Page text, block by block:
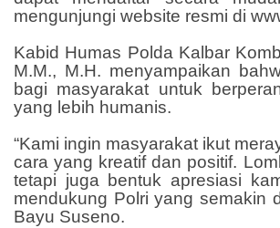
mengunjungi website resmi di
Kabid Humas Polda Kalbar
M.M., M.H. menyampaikan
bagi masyarakat untuk
yang lebih humanis.
“Kami ingin masyarakat ikut
cara yang kreatif dan positif.
tetapi juga bentuk apresiasi
mendukung Polri yang semakin
Bayu Suseno.